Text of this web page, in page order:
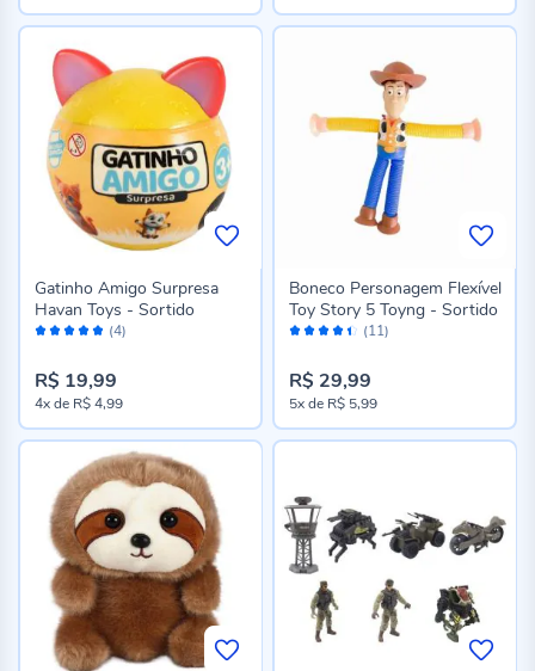
Avaliação: (4)
Gatinho Amigo Surpresa
Havan Toys - Sortido
R$ 19,99
4xde R$ 4,99
Avaliação: (11)
Boneco Personagem Flexível
Toy Story 5 Toyng - Sortido
R$ 29,99
5xde R$ 5,99